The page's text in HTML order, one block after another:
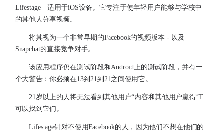
Lifestage，适用于iOS设备。它专注于使年轻用户能够与学校中
的其他人分享视频。
将其视为一个非常早期的Facebook的视频版本 - 以及
Snapchat的直接竞争对手。
该应用程序仍在测试阶段和Android上的测试阶段，并有一
个大警告：你必须在13到21到21之间使用它。
21岁以上的人将无法看到其他用户“内容和其他用户赢得”T
可以找到它们。
Lifestage针对不使用Facebook的人，因为他们不想在他们的